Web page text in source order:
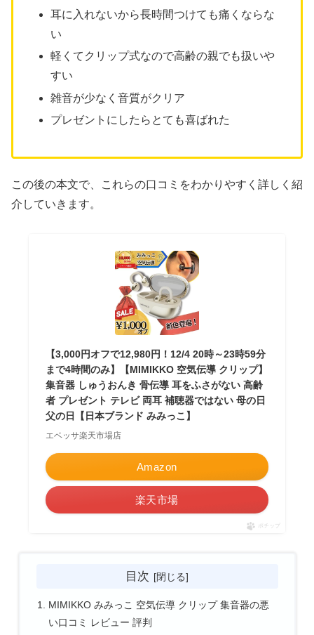
耳に入れないから長時間つけても痛くならな
い
軽くてクリップ式なので高齢の親でも扱いや
すい
雑音が少なく音質がクリア
プレゼントにしたらとても喜ばれた
この後の本文で、これらの口コミをわかりやすく詳しく紹
介していきます。
【3,000円オフで12,980円！12/4 20時～23時59分
まで4時間のみ】【MIMIKKO 空気伝導 クリップ】
集音器 しゅうおんき 骨伝導 耳をふさがない 高齢
者 プレゼント テレビ 両耳 補聴器ではない 母の日
父の日【日本ブランド みみっこ】
エベッサ楽天市場店
Amazon
楽天市場
ポチップ
目次
MIMIKKO みみっこ 空気伝導 クリップ 集音器の悪
い口コミ レビュー 評判